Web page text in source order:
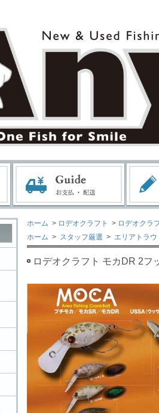
ホーム > ロデオクラフト > ロデオクラ
ホーム > スタッフ厳選 > エリアトラウ
ロデオクラフト モカDR 2フ